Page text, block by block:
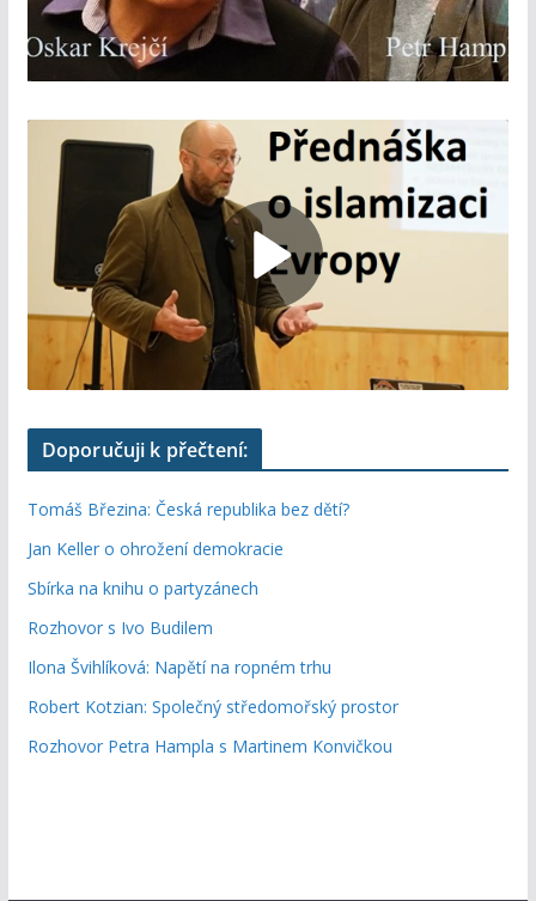
Doporučuji k přečtení:
Tomáš Březina: Česká republika bez dětí?
Jan Keller o ohrožení demokracie
Sbírka na knihu o partyzánech
Rozhovor s Ivo Budilem
Ilona Švihlíková: Napětí na ropném trhu
Robert Kotzian: Společný středomořský prostor
Rozhovor Petra Hampla s Martinem Konvičkou